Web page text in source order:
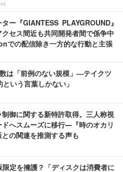
ター『GIANTESS PLAYGROUND』
セス間近も共同開発者間で係争中
での配信除き一方的な行動と主張
数は「前例のない規模」―テイクツ
いう言葉しかない」
御に関する新特許取得。三人称視
ドへスムーズに移行―『時のオカリ
の関連を推測する声も
限定を擁護？「ディスクは消費者に